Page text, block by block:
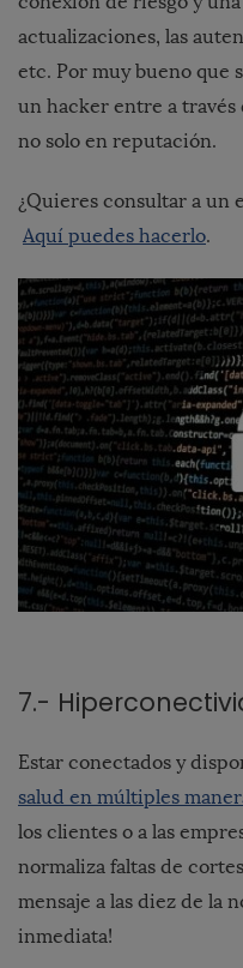
actualizaciones, las
etc. Por muy bueno que
un hacker entre a
no solo en reputación.
¿Quieres consultar a un
Aquí puedes hacerlo.
7.-
Estar conectados y
salud en múltiples
los clientes o a las
normaliza faltas de
mensaje a las diez de la
inmediata!